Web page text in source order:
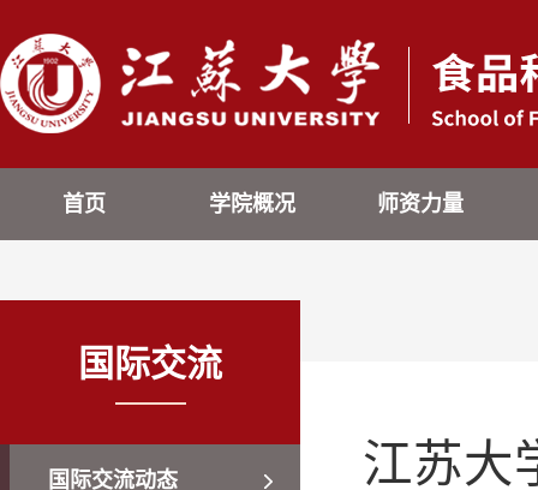
首页 学院概况 师资力量
国际交流
国际交流动态 江苏大